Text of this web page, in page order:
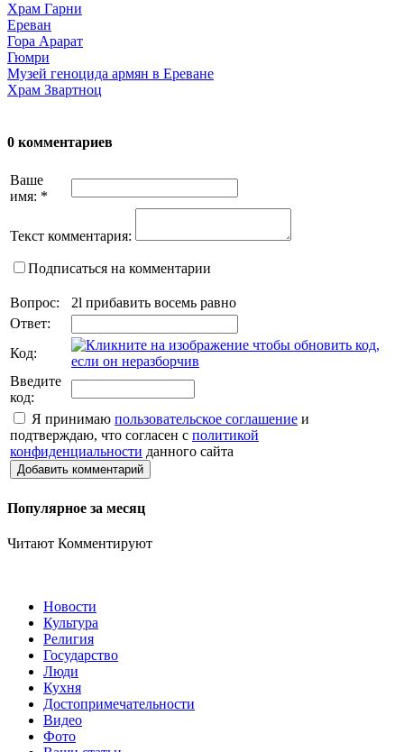
Храм Гарни
Ереван
Гора Арарат
Гюмри
Музей геноцида армян в Ереване
Храм Звартноц
0 комментариев
Ваше
имя: *
Текст комментария:
Подписаться на комментарии
Вопрос:
2l прибавить восемь равно
Ответ:
Код:
Введите
код:
Я принимаю пользовательское соглашение и
подтверждаю, что согласен с политикой
конфиденциальности данного сайта
Добавить комментарий
Популярное за месяц
Читают Комментируют
Новости
Культура
Религия
Государство
Люди
Кухня
Достопримечательности
Видео
Фото